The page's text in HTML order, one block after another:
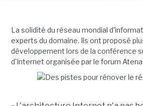
La solidité du réseau mondial
experts du domaine. Ils ont proposé
développement lors de la conférence
d'Internet organisée par le forum Atena